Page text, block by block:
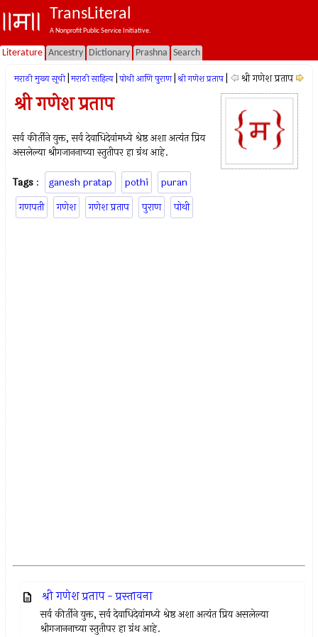
TransLiteral
A Nonprofit Public Service Initiative.
Literature Ancestry Dictionary Prashna Search
मराठी मुख्य सूची मराठी साहित्य पोथी आणि पुराण श्री गणेश प्रताप श्री गणेश प्रताप
श्री गणेश प्रताप
सर्व कीर्तीने युक्त, सर्व देवाधिदेवांमध्ये श्रेष्ठ अशा अत्यंत प्रिय
असलेल्या श्रीगजाननाच्या स्तुतीपर हा ग्रंथ आहे.
Tags : ganesh pratap pothi
puran
गणपती
गणेश गणेश प्रताप पुराण पोथी
श्री गणेश प्रताप - प्रस्तावना
सर्व कीर्तीने युक्त, सर्व देवाधिदेवांमध्ये श्रेष्ठ अशा अत्यंत प्रिय असलेल्या
श्रीगजाननाच्या स्तुतीपर हा ग्रंथ आहे.